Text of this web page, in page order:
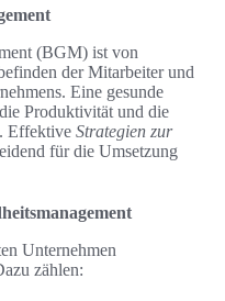
(BGM) ist von
der Mitarbeiter und
Eine gesunde
Produktivität und die
Effektive Strategien zur
für die Umsetzung
Unternehmen
zählen: